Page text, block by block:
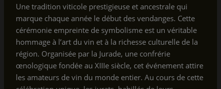
Une tradition viticole prestigieuse et ancestrale qui
marque chaque année le début des vendanges. Cette
cérémonie empreinte de symbolisme est un véritable
hommage à l’art du vin et à la richesse culturelle de la
région. Organisée par la Jurade, une confrérie
œnologique fondée au XIIIe siècle, cet événement attire
les amateurs de vin du monde entier. Au cours de cette